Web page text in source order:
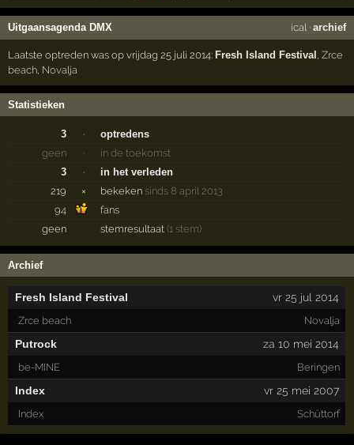
Uitgaansagenda DMX ical· archief
Laatste optreden was op vrijdag 25 juli 2014: Fresh Island Festival ,Zrce
beach Novalja
Statistieken
3 ·
optredens
geen
·
in de toekomst
3
·
in het verleden
219
× bekeken sinds 8 april 2013
94
fans
geen
stemresultaat(1 stem)
Archief
Fresh Island Festival vr 25 jul 2014
Zrce beach Novalja
Putrock za 10 mei 2014
be-MINE Beringen
Index vr 25 mei 2007
Index Schüttorf